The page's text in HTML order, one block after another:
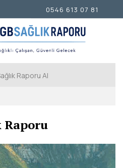
Raporu Al
Raporu
0546 613 07 81